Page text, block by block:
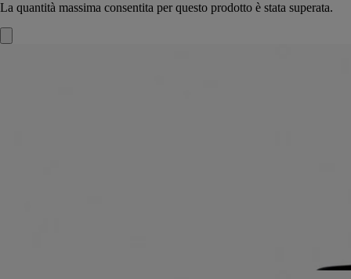
La quantità massima consentita per questo prodotto è stata superata.